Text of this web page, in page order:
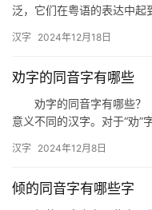
泛，它们在粤语的表达中起
犹…
汉字 2024年12月18日
劝字的同音字有哪些
劝字的同音字有哪些？
意义不同的汉字。对于“劝”
汉字 2024年12月8日
倾的同音字有哪些字